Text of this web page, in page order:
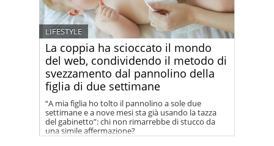
La coppia ha scioccato il mondo
del web, condividendo il metodo di
svezzamento dal pannolino della
figlia di due settimane
LIFESTYLE
“A mia figlia ho tolto il pannolino a sole due
settimane e a nove mesi sta già usando la tazza
del gabinetto”: chi non rimarrebbe di stucco da
una simile affermazione?